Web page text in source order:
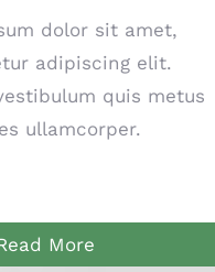
dolor sit amet,
adipiscing elit.
quis metus
ullamcorper.
More